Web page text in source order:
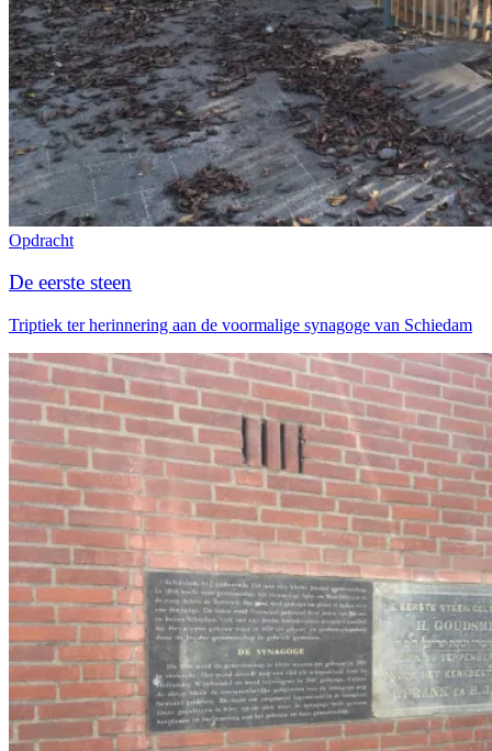
Opdracht
De eerste steen
Triptiek ter herinnering aan de voormalige synagoge van Schiedam